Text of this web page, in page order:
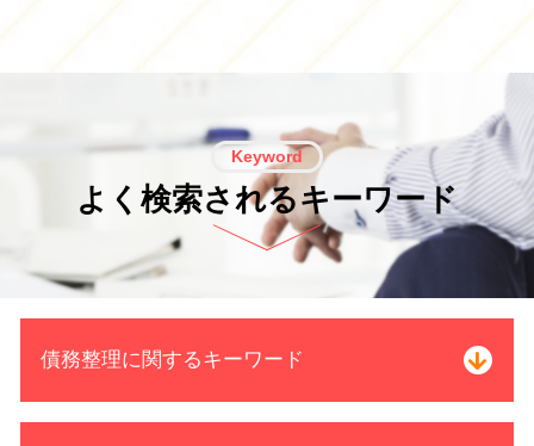
Keyword
よく検索されるキーワード
債務整理に関するキーワード